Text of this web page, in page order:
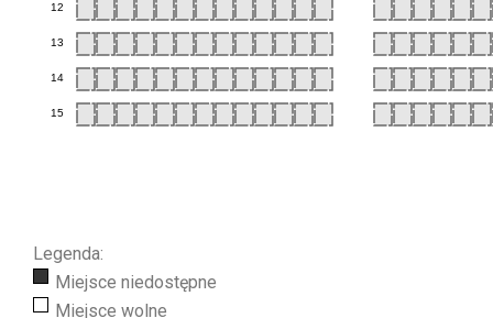
12
13
14
15
Legenda:
Miejsce niedostępne
Miejsce wolne